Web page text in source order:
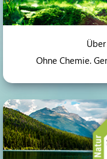
Ohne Chemie.